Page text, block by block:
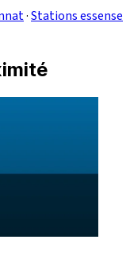
·Stations essense